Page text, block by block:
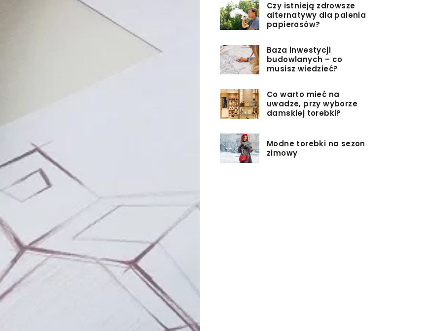
Czy istnieją zdrowsze
alternatywy dla palenia
papierosów?
Baza inwestycji
budowlanych – co
musisz wiedzieć?
Co warto mieć na
uwadze, przy wyborze
damskiej torebki?
Modne torebki na sezon
zimowy